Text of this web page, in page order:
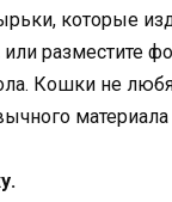
которые
разместите
Кошки не
материала